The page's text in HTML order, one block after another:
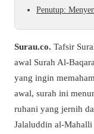
Penutup:
Surau.co. Tafsir
awal Surah Al-
yang ingin
awal, surah ini
ruhani yang jernih
Jalaluddin al-